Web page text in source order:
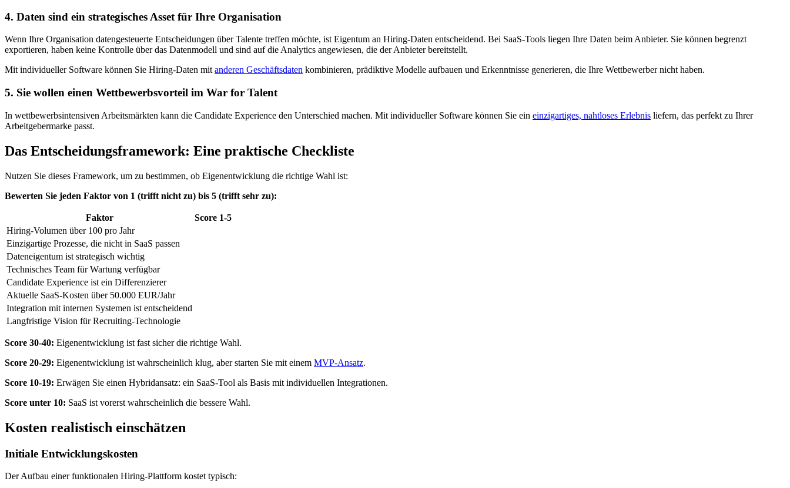
4. Daten sind ein strategisches Asset für Ihre Organisation
Wenn Ihre Organisation datengesteuerte Entscheidungen über Talente treffen möchte, ist Eigentum an Hiring-Daten entscheidend. Bei SaaS-Tools liegen Ihre Daten beim Anbieter. Sie können begrenzt
exportieren, haben keine Kontrolle über das Datenmodell und sind auf die Analytics angewiesen, die der Anbieter bereitstellt.
Mit individueller Software können Sie Hiring-Daten mitanderen Geschäftsdaten kombinieren, prädiktive Modelle aufbauen und Erkenntnisse generieren, die Ihre Wettbewerber nicht haben.
5. Sie wollen einen Wettbewerbsvorteil im War for Talent
In wettbewerbsintensiven Arbeitsmärkten kann die Candidate Experience den Unterschied machen. Mit individueller Software können Sie ein einzigartiges, nahtloses Erlebnis liefern, das perfekt zu Ihrer
Arbeitgebermarke passt.
Das Entscheidungsframework: Eine praktische Checkliste
Nutzen Sie dieses Framework, um zu bestimmen, ob Eigenentwicklung die richtige Wahl ist:
Bewerten Sie jeden Faktor von 1 (trifft nicht zu) bis 5 (trifft sehr zu):
Faktor
Score 1-5
Hiring-Volumen über 100 pro Jahr
Einzigartige Prozesse, die nicht in SaaS passen
Dateneigentum ist strategisch wichtig
Technisches Team für Wartung verfügbar
Candidate Experience ist ein Differenzierer
Aktuelle SaaS-Kosten über 50.000 EUR/Jahr
Integration mit internen Systemen ist entscheidend
Langfristige Vision für Recruiting-Technologie
Score 30-40: Eigenentwicklung ist fast sicher die richtige Wahl.
Score 20-29: Eigenentwicklung ist wahrscheinlich klug, aber starten Sie mit einem MVP-Ansatz.
Score 10-19: Erwägen Sie einen Hybridansatz: ein SaaS-Tool als Basis mit individuellen Integrationen.
Score unter 10: SaaS ist vorerst wahrscheinlich die bessere Wahl.
Kosten realistisch einschätzen
Initiale Entwicklungskosten
Der Aufbau einer funktionalen Hiring-Plattform kostet typisch: